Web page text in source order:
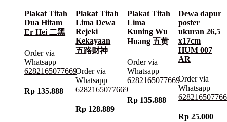
Plakat Titah
Dua Hitam
Er Hei 二黑
Order via
Whatsapp
6282165077669
Rp 135.888
Plakat Titah
Lima Dewa
Rejeki
Kekayaan
五路财神
Order via
Whatsapp
6282165077669
Rp 128.889
Plakat Titah
Lima
Kuning Wu
Huang 五黄
Order via
Whatsapp
6282165077669
Rp135.888
Dewa dapur
poster
ukuran 26,5
x17cm
HUM 007
AR
Order via
Whatsapp
Rp25.000